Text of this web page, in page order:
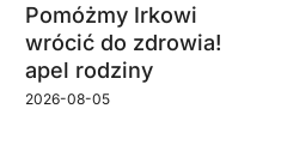
Pomóżmy Irkowi
wrócić do zdrowia!
apel rodziny
2026-08-05